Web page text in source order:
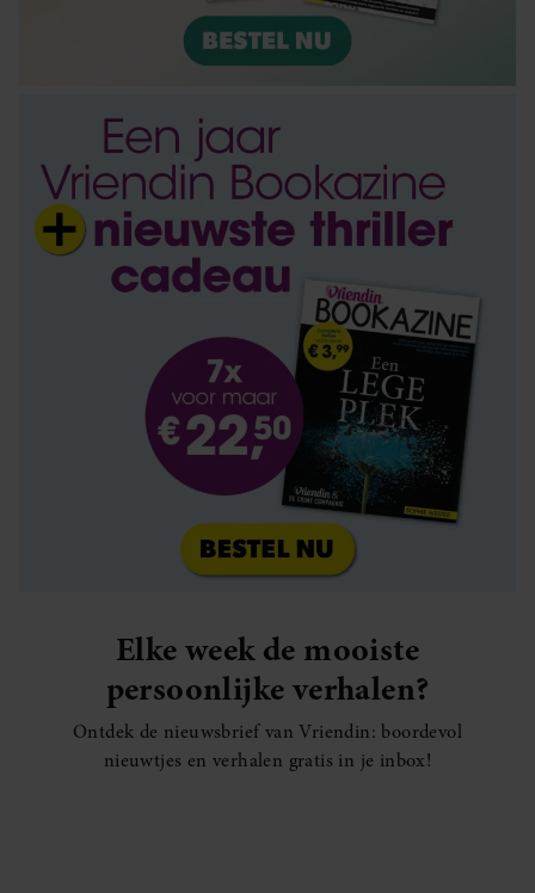
Elke week de mooiste
persoonlijke verhalen?
Ontdek de nieuwsbrief van Vriendin: boordevol
nieuwtjes en verhalen gratis in je inbox!